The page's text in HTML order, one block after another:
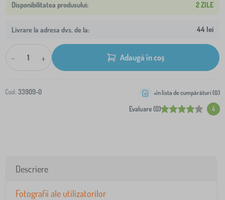
2 ZILE
Livrare la adresa dvs. de la: 44 lei
- + Adaugă în coș
Cod: 33909-0
Evaluare (0) 4
+în lista de cumpărături (0)
Descriere
Fotografii ale utilizatorilor